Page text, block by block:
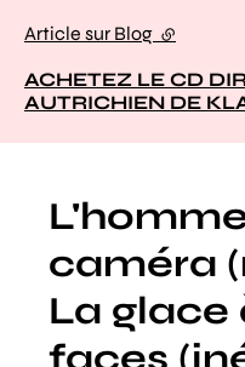
Article sur Blog (lien
ACHETEZ LE CD
AUTRICHIEN DE